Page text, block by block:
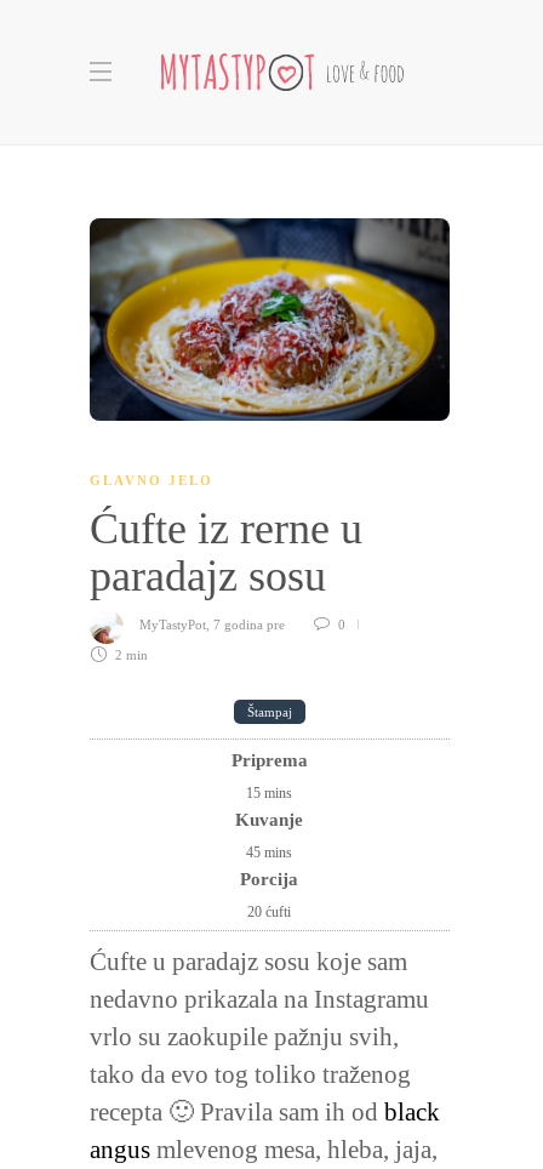
GLAVNO JELO
Ćufte iz rerne u
paradajz sosu
MyTastyPot, 7 godina pre 0
2 min
Štampaj
Priprema
15 mins
Kuvanje
45 mins
Porcija
20 ćufti
Ćufte u paradajz sosu koje sam
nedavno prikazala na Instagramu
vrlo su zaokupile pažnju svih,
tako da evo tog toliko traženog
recepta 🙂 Pravila sam ih od black
angus mlevenog mesa, hleba, jaja,